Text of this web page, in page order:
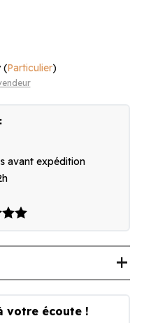
(Particulier)
avant expédition
add
votre écoute !